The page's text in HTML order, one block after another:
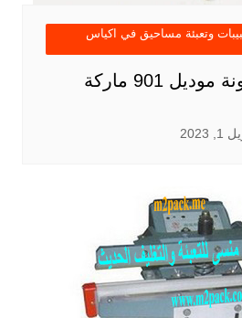
وتعبئة مساحيق في اكياس
ماكينه تعبئة مكرونة موديل 901 ماركة
2023